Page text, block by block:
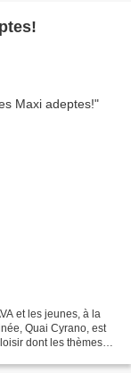
et les jeunes, à la
Quai Cyrano, est
dont les thèmes